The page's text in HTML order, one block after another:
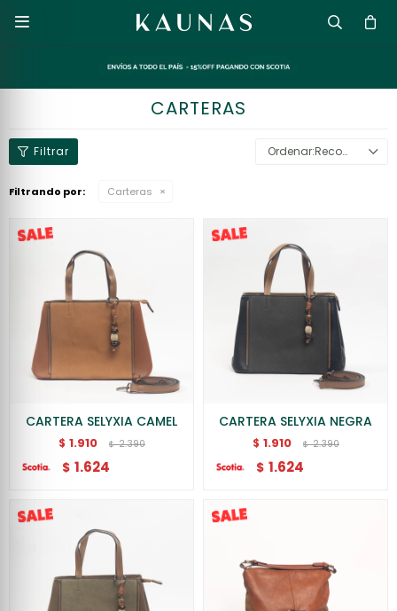

CARTERAS
Recomendados
Filtrando por: Carteras
CARTERA SELYXIA CAMEL
$ 1.910 $ 2.390
$ 1.624
CARTERA SELYXIA NEGRA
$ 1.910 $ 2.390
$ 1.624